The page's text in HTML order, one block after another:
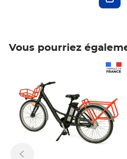
Vous pourriez